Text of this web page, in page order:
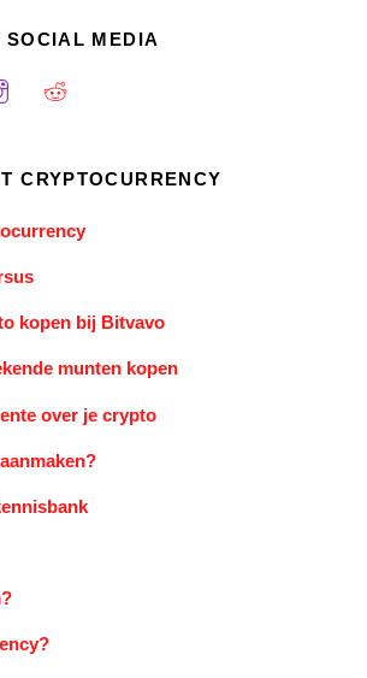
SOCIAL MEDIA
CRYPTOCURRENCY
kopen bij Bitvavo
munten kopen
over je crypto